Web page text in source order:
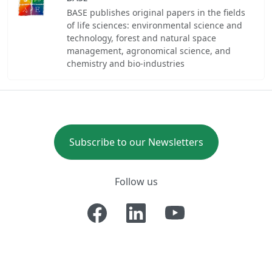
BASE publishes original papers in the fields
of life sciences: environmental science and
technology, forest and natural space
management, agronomical science, and
chemistry and bio-industries
Subscribe to our Newsletters
Follow us